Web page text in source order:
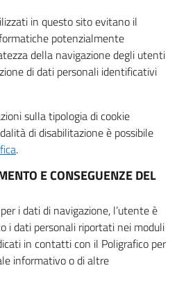
in questo sito evitano il
potenzialmente
della navigazione degli utenti
di dati personali identificativi
sulla tipologia di cookie
di disabilitazione è possibile
.
E CONSEGUENZE DEL
i dati di navigazione, l’utente è
i dati personali riportati nei moduli
in contatti con il Poligrafico per
informativo o di altre